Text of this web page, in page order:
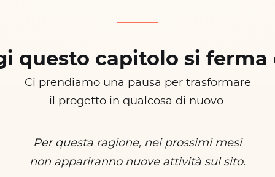
questo capitolo si ferma
Ci prendiamo una pausa per trasformare
il progetto in qualcosa di nuovo.
Per questa ragione, nei prossimi mesi
non appariranno nuove attività sul sito.